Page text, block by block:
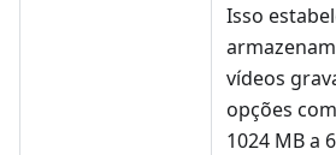
Isso
vídeos
opções
1024 MB a